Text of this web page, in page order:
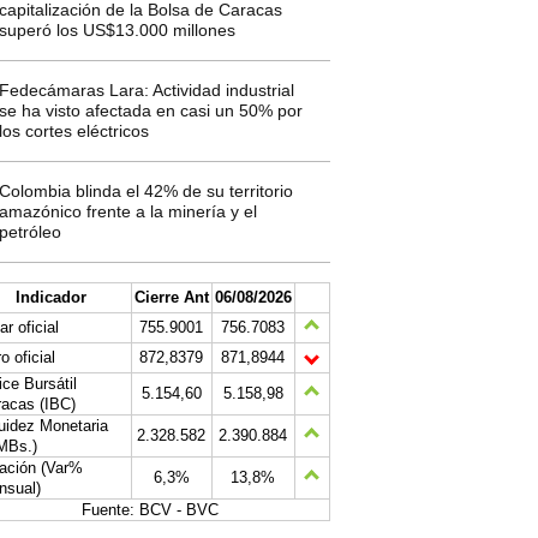
capitalización de la Bolsa de Caracas
superó los US$13.000 millones
Fedecámaras Lara: Actividad industrial
se ha visto afectada en casi un 50% por
los cortes eléctricos
Colombia blinda el 42% de su territorio
amazónico frente a la minería y el
petróleo
Indicador Cierre Ant 06/08/2026
oficial
755.9001
756.7083
oficial
872,8379
871,8944
Bursátil
(IBC)
5.154,60
5.158,98
Monetaria
2.328.582
2.390.884
(Var%
6,3%
13,8%
Fuente: BCV - BVC